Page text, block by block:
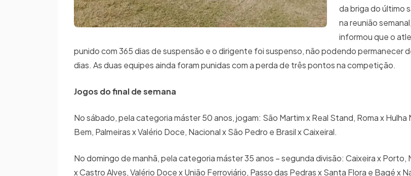
da briga do último
na reunião
informou que o
punido com 365 dias de suspensão e o dirigente foi suspenso, não podendo permanecer
dias. As duas equipes ainda foram punidas com a perda de três pontos na competição.
Jogos do final de semana
No sábado, pela categoria máster 50 anos, jogam: São Martim x Real Stand, Roma x
Bem, Palmeiras x Valério Doce, Nacional x São Pedro e Brasil x Caixeiral.
No domingo de manhã, pela categoria máster 35 anos – segunda divisão: Caixeira x Porto,
x Castro Alves, Valério Doce x União Ferroviário, Passo das Pedras x Santa Flora e Bagé x